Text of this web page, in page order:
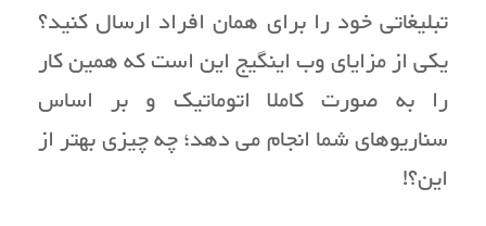
تبلیغاتی خود را برای همان افراد ارسال کنید؟
یکی از مزایای وب اینگیج این است که همین کار
را به صورت کاملا اتوماتیک و بر اساس
سناریوهای شما انجام می دهد؛ چه چیزی بهتر از
این؟!